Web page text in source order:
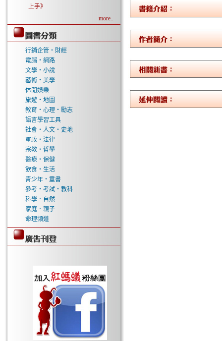
上手》
more..
行銷企管‧財經
電腦‧網路
文學‧小說
藝術‧美學
休閒娛樂
旅遊‧地圖
教育‧心理‧勵志
語言學習工具
社會‧人文‧史地
軍政‧法律
宗教‧哲學
醫療‧保健
飲食‧生活
青少年‧童書
參考‧考試‧教科
科學．自然
家庭．親子
命理頻道